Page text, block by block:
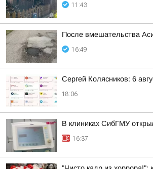
11:43
После вмешательства
16:49
Сергей Колясников: 6
18:06
В клиниках СибГМУ
16:37